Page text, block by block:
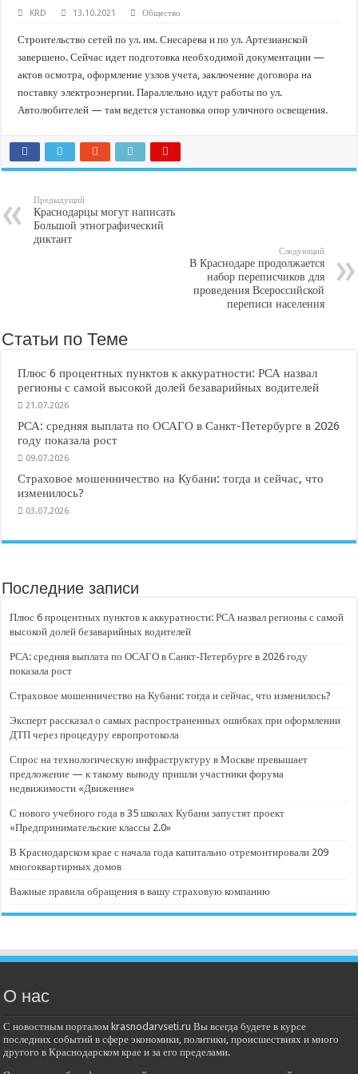
В городах и районах Кубани отметили День России
Стартовал прием заявок на 20-й юбилейный молодежный форум «Регион 93»
KRD 13.10.2021 Общество
Строительство сетей по ул. им. Снесарева и по ул. Артезианской
завершено. Сейчас идет подготовка необходимой документации —
актов осмотра, оформление узлов учета, заключение договора на
поставку электроэнергии. Параллельно идут работы по ул.
Автолюбителей — там ведется установка опор уличного освещения.
Предыдущий
Краснодарцы могут написать
Большой этнографический
диктант
Следующий
В Краснодаре продолжается
набор переписчиков для
проведения Всероссийской
переписи населения
Статьи по Теме
Плюс 6 процентных пунктов к аккуратности: РСА назвал
регионы с самой высокой долей безаварийных водителей
21.07.2026
РСА: средняя выплата по ОСАГО в Санкт-Петербурге в 2026
году показала рост
09.07.2026
Страховое мошенничество на Кубани: тогда и сейчас, что
изменилось?
03.07.2026
Последние записи
Плюс 6 процентных пунктов к аккуратности: РСА назвал регионы с самой
высокой долей безаварийных водителей
РСА: средняя выплата по ОСАГО в Санкт-Петербурге в 2026 году
показала рост
Страховое мошенничество на Кубани: тогда и сейчас, что изменилось?
Эксперт рассказал о самых распространенных ошибках при оформлении
ДТП через процедуру европротокола
Спрос на технологическую инфраструктуру в Москве превышает
предложение — к такому выводу пришли участники форума
недвижимости «Движение»
С нового учебного года в 35 школах Кубани запустят проект
«Предпринимательские классы 2.0»
В Краснодарском крае с начала года капитально отремонтировали 209
многоквартирных домов
Важные правила обращения в вашу страховую компанию
О нас
С новостным порталом krasnodarvseti.ru Вы всегда будете в курсе
последних событий в сфере экономики, политики, происшествиях и много
другого в Краснодарском крае и за его пределами.